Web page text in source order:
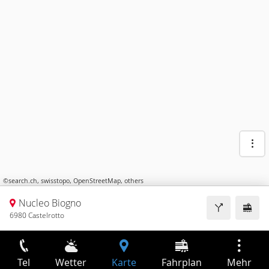
©search.ch, swisstopo, OpenStreetMap, others
Nucleo Biogno
6980 Castelrotto
Tel Wetter Karte Fahrplan Mehr